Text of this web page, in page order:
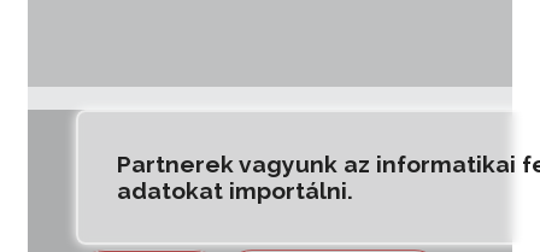
fejlesztésekben, könyvelőprogramunk